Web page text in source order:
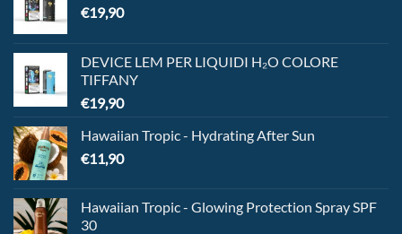
€19,90
DEVICE LEM PER LIQUIDI H₂O COLORE
TIFFANY
€19,90
Hawaiian Tropic - Hydrating After Sun
€11,90
Hawaiian Tropic - Glowing Protection Spray SPF
30